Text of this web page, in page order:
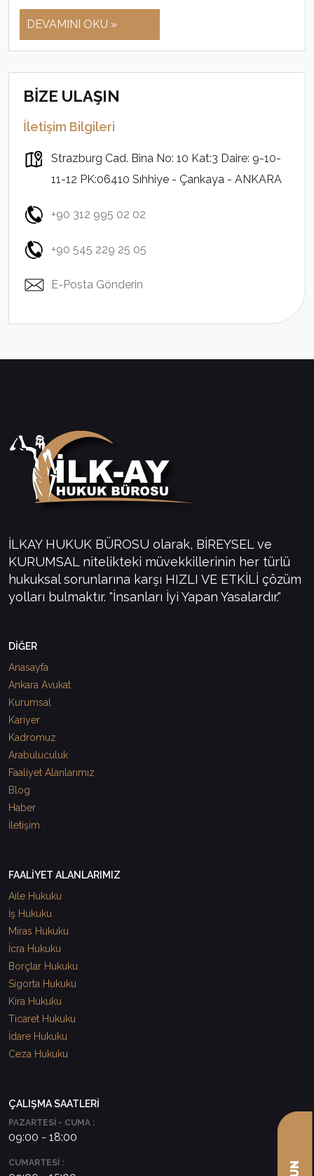
DEVAMINI OKU »
BİZE ULAŞIN
İletişim Bilgileri
Strazburg Cad. Bina No: 10 Kat:3 Daire: 9-10-
11-12 PK:06410 Sıhhiye - Çankaya - ANKARA
+90 312 995 02 02
+90 545 229 25 05
E-Posta Gönderin
İLKAY HUKUK BÜROSU olarak, BİREYSEL ve
KURUMSAL nitelikteki müvekkillerinin her türlü
hukuksal sorunlarına karşı HIZLI VE ETKİLİ çözüm
yolları bulmaktır. "İnsanları İyi Yapan Yasalardır."
DİĞER
Anasayfa
Ankara Avukat
Kurumsal
Kariyer
Kadromuz
Arabuluculuk
Faaliyet Alanlarımız
Blog
Haber
İletişim
FAALİYET ALANLARIMIZ
Aile Hukuku
İş Hukuku
Miras Hukuku
İcra Hukuku
Borçlar Hukuku
Sigorta Hukuku
Kira Hukuku
Ticaret Hukuku
İdare Hukuku
Ceza Hukuku
ÇALIŞMA SAATLERİ
PAZARTESİ - CUMA :
09:00 - 18:00
CUMARTESİ :